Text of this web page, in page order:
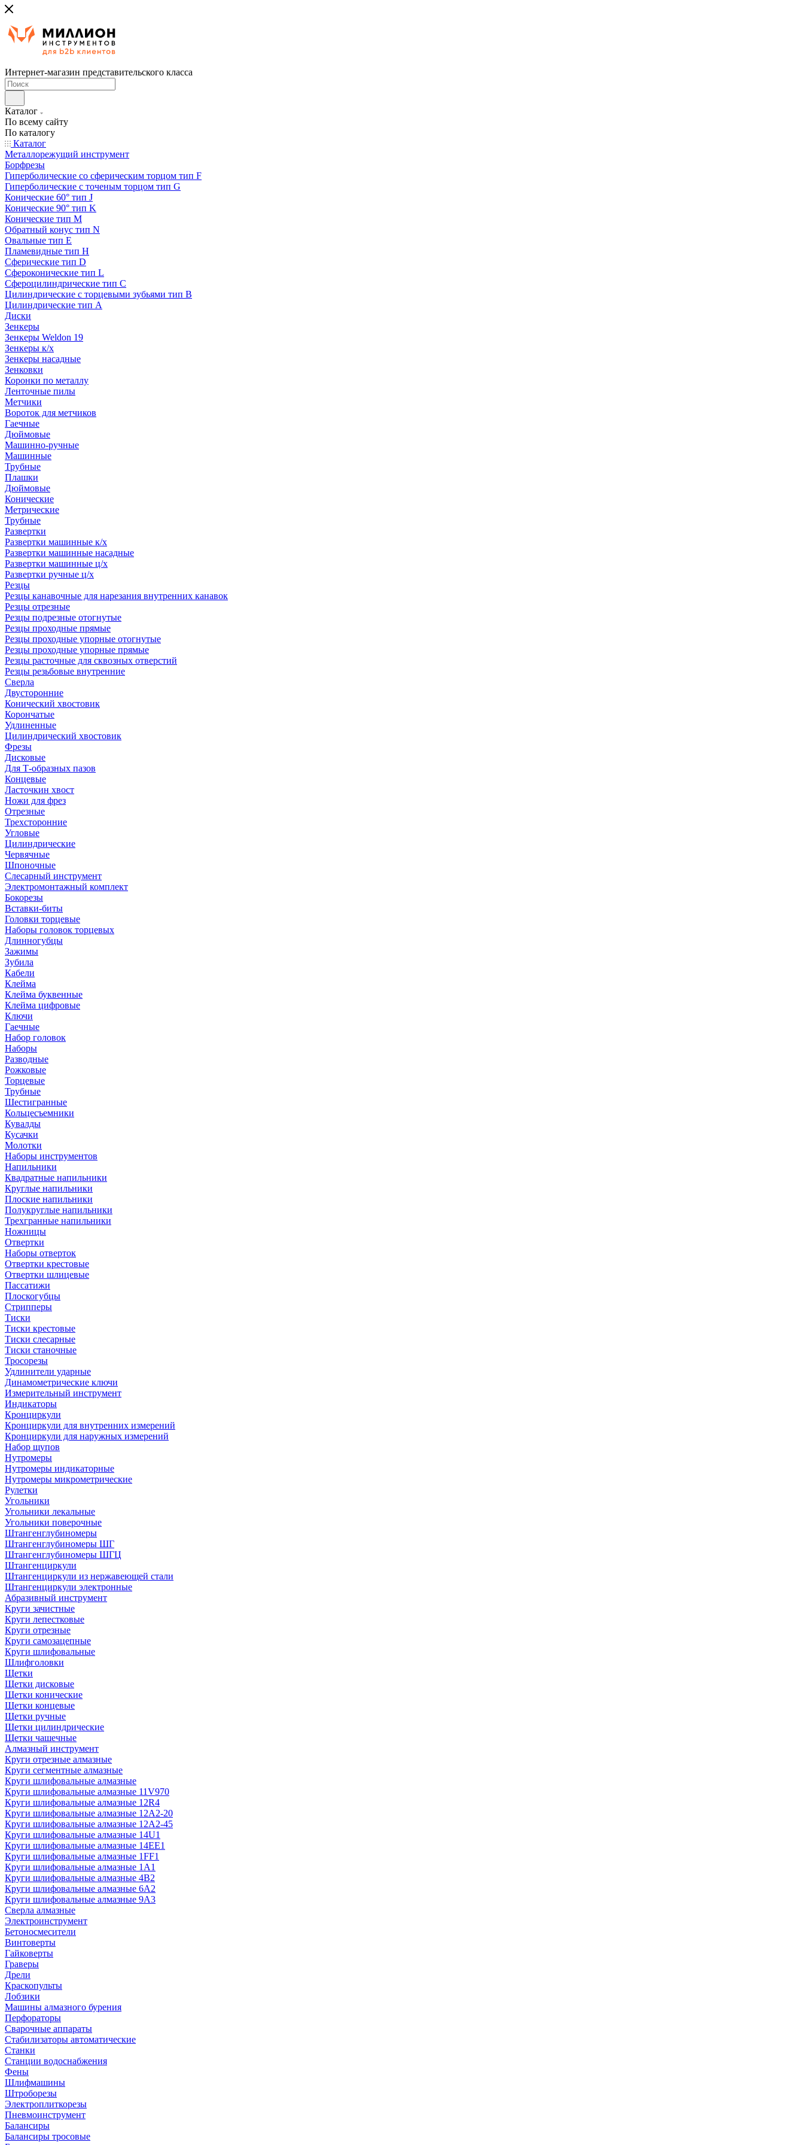
Интернет-магазин представительского класса
Каталог
По всему сайту
По каталогу
Каталог
Металлорежущий инструмент
Борфрезы
Гиперболические cо сферическим торцом тип F
Гиперболические с точеным торцом тип G
Конические 60° тип J
Конические 90° тип K
Конические тип M
Обратный конус тип N
Овальные тип E
Пламевидные тип H
Сферические тип D
Сфероконические тип L
Сфероцилиндрические тип C
Цилиндрические с торцевыми зубьями тип B
Цилиндрические тип А
Диски
Зенкеры
Зенкеры Weldon 19
Зенкеры к/х
Зенкеры насадные
Зенковки
Коронки по металлу
Ленточные пилы
Метчики
Вороток для метчиков
Гаечные
Дюймовые
Машинно-ручные
Машинные
Трубные
Плашки
Дюймовые
Конические
Метрические
Трубные
Развертки
Развертки машинные к/х
Развертки машинные насадные
Развертки машинные ц/х
Развертки ручные ц/х
Резцы
Резцы канавочные для нарезания внутренних канавок
Резцы отрезные
Резцы подрезные отогнутые
Резцы проходные прямые
Резцы проходные упорные отогнутые
Резцы проходные упорные прямые
Резцы расточные для сквозных отверстий
Резцы резьбовые внутренние
Сверла
Двусторонние
Конический хвостовик
Корончатые
Удлиненные
Цилиндрический хвостовик
Фрезы
Дисковые
Для Т-образных пазов
Концевые
Ласточкин хвост
Ножи для фрез
Отрезные
Трехсторонние
Угловые
Цилиндрические
Червячные
Шпоночные
Слесарный инструмент
Электромонтажный комплект
Бокорезы
Вставки-биты
Головки торцевые
Наборы головок торцевых
Длинногубцы
Зажимы
Зубила
Кабели
Клейма
Клейма буквенные
Клейма цифровые
Ключи
Гаечные
Набор головок
Наборы
Разводные
Рожковые
Торцевые
Трубные
Шестигранные
Кольцесъемники
Кувалды
Кусачки
Молотки
Наборы инструментов
Напильники
Квадратные напильники
Круглые напильники
Плоские напильники
Полукруглые напильники
Трехгранные напильники
Ножницы
Отвертки
Наборы отверток
Отвертки крестовые
Отвертки шлицевые
Пассатижи
Плоскогубцы
Стрипперы
Тиски
Тиски крестовые
Тиски слесарные
Тиски станочные
Тросорезы
Удлинители ударные
Динамометрические ключи
Измерительный инструмент
Индикаторы
Кронциркули
Кронциркули для внутренних измерений
Кронциркули для наружных измерений
Набор щупов
Нутромеры
Нутромеры индикаторные
Нутромеры микрометрические
Рулетки
Угольники
Угольники лекальные
Угольники поверочные
Штангенглубиномеры
Штангенглубиномеры ШГ
Штангенглубиномеры ШГЦ
Штангенциркули
Штангенциркули из нержавеющей стали
Штангенциркули электронные
Абразивный инструмент
Круги зачистные
Круги лепестковые
Круги отрезные
Круги самозацепные
Круги шлифовальные
Шлифголовки
Щетки
Щетки дисковые
Щетки конические
Щетки концевые
Щетки ручные
Щетки цилиндрические
Щетки чашечные
Алмазный инструмент
Круги отрезные алмазные
Круги сегментные алмазные
Круги шлифовальные алмазные
Круги шлифовальные алмазные 11V970
Круги шлифовальные алмазные 12R4
Круги шлифовальные алмазные 12А2-20
Круги шлифовальные алмазные 12А2-45
Круги шлифовальные алмазные 14U1
Круги шлифовальные алмазные 14ЕЕ1
Круги шлифовальные алмазные 1FF1
Круги шлифовальные алмазные 1А1
Круги шлифовальные алмазные 4В2
Круги шлифовальные алмазные 6A2
Круги шлифовальные алмазные 9А3
Сверла алмазные
Электроинструмент
Бетоносмесители
Винтоверты
Гайковерты
Граверы
Дрели
Краскопульты
Лобзики
Машины алмазного бурения
Перфораторы
Сварочные аппараты
Стабилизаторы автоматические
Станки
Станции водоснабжения
Фены
Шлифмашины
Штроборезы
Электроплиткорезы
Пневмоинструмент
Балансиры
Балансиры тросовые